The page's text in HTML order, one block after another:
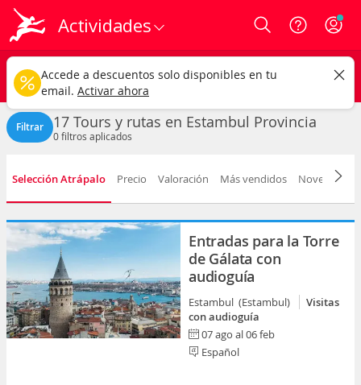
Actividades Login
Estambul
Tours y rutas Cualquier fecha
CAMBIAR
Filtrar 17 Tours y rutas en Estambul Provincia
0filtros aplicados
Selección Atrápalo Precio Valoración Más vendidos Novedad
Entradas para la Torre
de Gálata con
audioguía
Estambul (Estambul)
Visitas
con audioguía
07 ago al 06 feb
Español
Accede a descuentos solo disponibles en tu
email. Activar ahora